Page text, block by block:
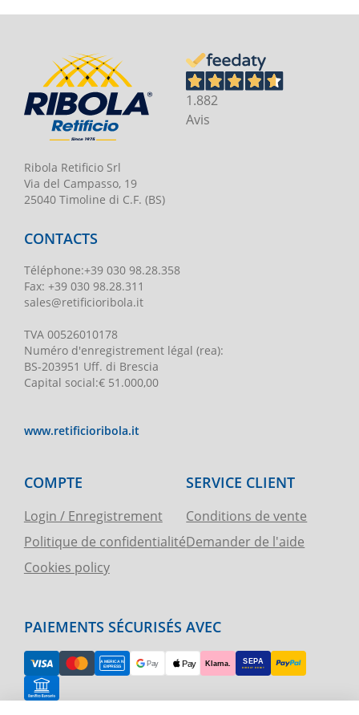
Ribola Retificio Srl
Via del Campasso, 19
25040 Timoline di C.F. (BS)
1.882
Avis
CONTACTS
Téléphone:+39 030 98.28.358
Fax: +39 030 98.28.311
sales@retificioribola.it
TVA 00526010178
Numéro d'enregistrement légal (rea):
BS-203951 Uff. di Brescia
Capital social:€ 51.000,00
www.retificioribola.it
COMPTE
Login / Enregistrement
Politique de confidentialité
Cookies policy
SERVICE CLIENT
Conditions de vente
Demander de l'aide
PAIEMENTS SÉCURISÉS AVEC